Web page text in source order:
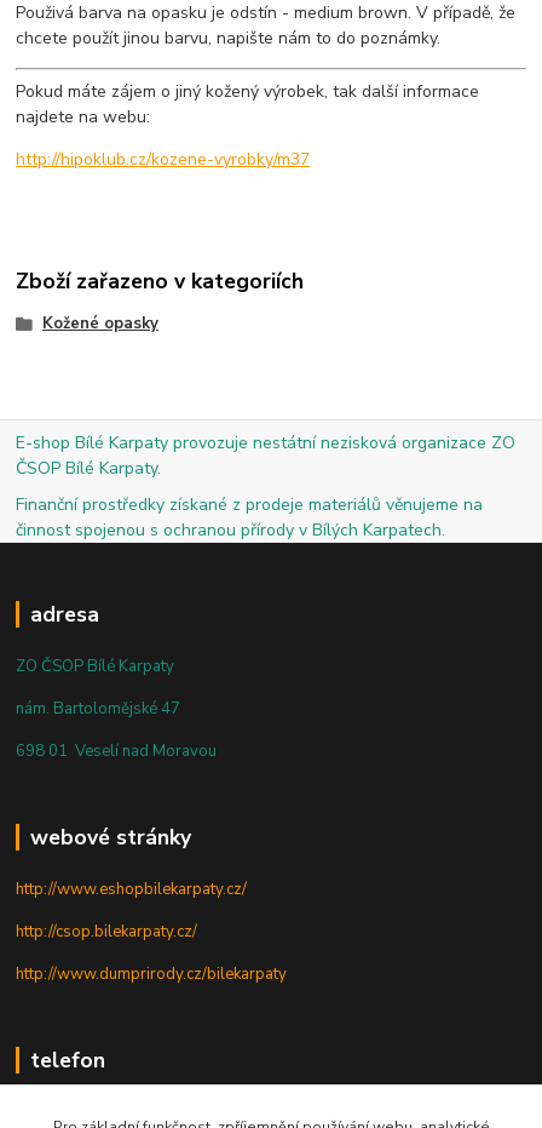
Použivá barva na opasku je odstín - medium brown. V případě, že
chcete použít jinou barvu, napište nám to do poznámky.
Pokud máte zájem o jiný kožený výrobek, tak další informace
najdete na webu:
http://hipoklub.cz/kozene-vyrobky/m37
Zboží zařazeno v kategoriích
Kožené opasky
E-shop Bílé Karpaty provozuje nestátní nezisková organizace ZO
ČSOP Bílé Karpaty.
Finanční prostředky získané z prodeje materiálů věnujeme na
činnost spojenou s ochranou přírody v Bílých Karpatech.
adresa
ZO ČSOP Bílé Karpaty
nám. Bartolomějské 47
698 01 Veselí nad Moravou
webové stránky
http://www.eshopbilekarpaty.cz/
http://csop.bilekarpaty.cz/
http://www.dumprirody.cz/bilekarpaty
telefon